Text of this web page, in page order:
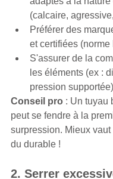
(calcaire,
Préférer des
et certifiées (norme
S'assurer de la
les éléments (ex :
pression
Conseil pro : Un tuyau
peut se fendre à la
surpression. Mieux
du durable !
2. Serrer